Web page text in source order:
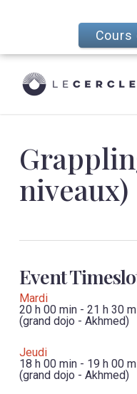
Skip
main
content
niveaux)
Event
Mardi
20 h 00 min- 21 h 30
(grand dojo - Akhmed)
Jeudi
18 h 00 min- 19 h 00
(grand dojo - Akhmed)
Cours